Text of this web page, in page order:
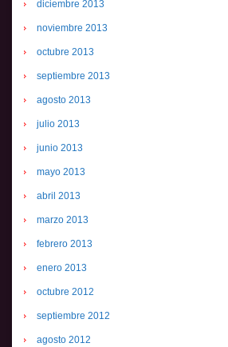
diciembre 2013
noviembre 2013
octubre 2013
septiembre 2013
agosto 2013
julio 2013
junio 2013
mayo 2013
abril 2013
marzo 2013
febrero 2013
enero 2013
octubre 2012
septiembre 2012
agosto 2012